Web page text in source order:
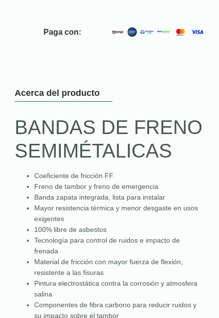
Paga con:
Acerca del producto
BANDAS DE FRENO
SEMIMÉTALICAS
Coeficiente de fricción FF
Freno de tambor y freno de emergencia
Banda zapata integrada, lista para instalar
Mayor resistencia térmica y menor desgaste en usos
exigentes
100% libre de asbestos
Tecnología para control de ruidos e impacto de
frenada
Material de fricción con mayor fuerza de flexión,
resistente a las fisuras
Pintura electrostática contra la corrosión y atmosfera
salina
Componentes de fibra carbono para reducir ruidos y
su impacto sobre el tambor